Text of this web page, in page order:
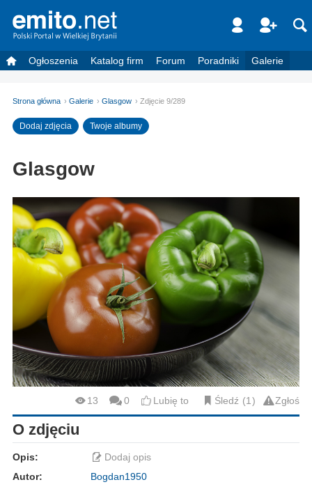
Ogłoszenia Katalog firm Forum Poradniki Galerie
Strona główna Galerie Glasgow Zdjęcie 9/289
Dodaj zdjęcia Twoje albumy
Glasgow
13 0 Lubię to Śledź 1 Zgłoś
O zdjęciu
Opis:
Dodaj opis
Autor:
Bogdan1950